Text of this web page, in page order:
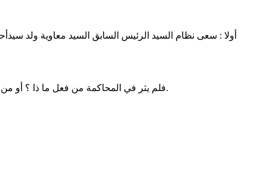
أولا : سعى نظام السيد الرئيس السابق السيد معاوية ولد
فلم يثر في المحاكمة من فعل ما ذا ؟ أو من فعل بمن؟ وضمن أية ظروف؟ وفي النهاية كان الحكم على وزارة الدفاع( الدولة) بأنها من تتحمل المسؤلية عن الدماء والخسائر وجبر الضرر.